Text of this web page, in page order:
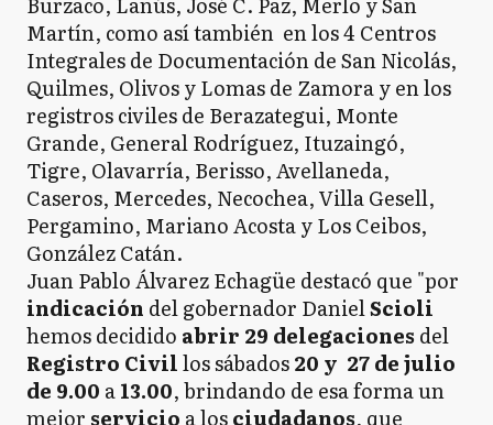
Martín, como así también en los 4 Centros
Integrales de Documentación de San Nicolás,
Quilmes, Olivos y Lomas de Zamora y en los
registros civiles de Berazategui, Monte
Grande, General Rodríguez, Ituzaingó,
Tigre, Olavarría, Berisso, Avellaneda,
Caseros, Mercedes, Necochea, Villa Gesell,
Pergamino, Mariano Acosta y Los Ceibos,
González Catán.
Juan Pablo Álvarez Echagüe destacó que "por
indicación del gobernador DanielScioli
hemos decidido abrir 29 delegaciones del
Registro Civillos sábados20 y 27 de julio
de 9.00 a13.00, brindando de esa forma un
mejor servicio a losciudadanos, que